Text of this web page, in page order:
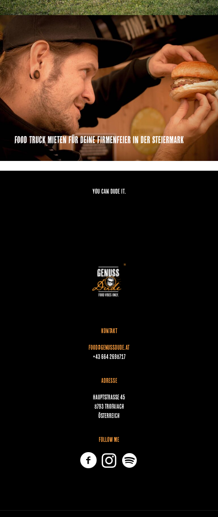
Food Truck mieten für deine Firmenfeier in der Steiermark
YOU CAN DUDE IT.
KONTAKT
food@genussdude.at
+43 664 2698717
ADRESSE
Hauptstraße 45
8793 Trofaiach
Österreich
FOLLOW ME